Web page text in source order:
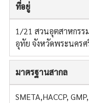
ที่อยู่
1/21 สวนอุตสาหกรร
อุทัย จังหวัดพระนคร
มาตรฐานสากล
SMETA,HACCP,